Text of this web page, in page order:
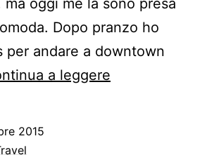
oggi me la sono presa
Dopo pranzo ho
per andare a downtown
a leggere
2015